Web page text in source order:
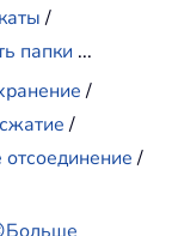
/
папки ...
/
/
/